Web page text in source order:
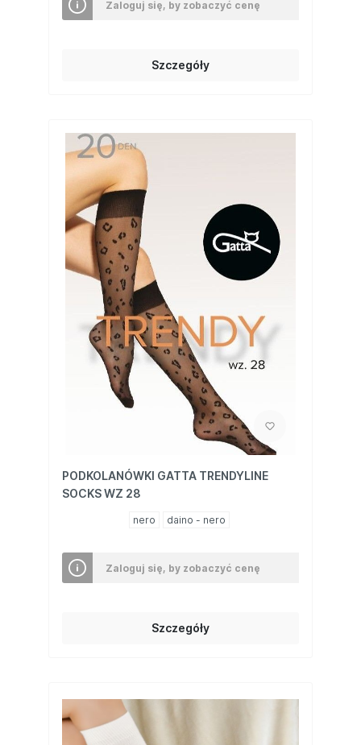
Zaloguj się, by zobaczyć cenę
Szczegóły
PODKOLANÓWKI GATTA TRENDYLINE
SOCKS WZ 28
nero daino - nero
Zaloguj się, by zobaczyć cenę
Szczegóły